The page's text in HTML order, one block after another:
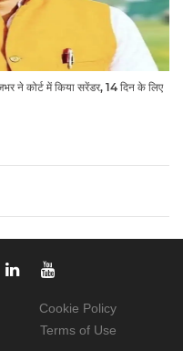
ने कोर्ट में किया सरेंडर, 14 दिन के लिए
Cookie Policy
Terms of Use